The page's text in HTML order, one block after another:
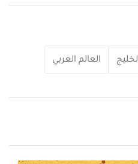
الخليج العالم العربي